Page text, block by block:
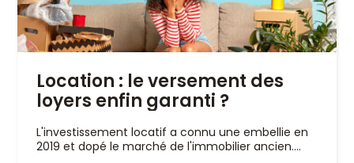
Location : le versement des
loyers enfin garanti ?
L'investissement locatif a connu une embellie en
2019 et dopé le marché de l'immobilier ancien....